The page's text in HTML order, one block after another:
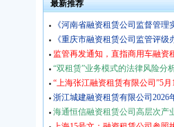
最新推荐
《河南省融资租赁公司监督管
《重庆市融资租赁公司监管评
监管再发通知，直指商用车融资
“双租赁”业务模式的法律风险分
“上海张江融资租赁有限公司”5
浙江城建融资租赁有限公司2026
海通恒信融资租赁公司高层次产